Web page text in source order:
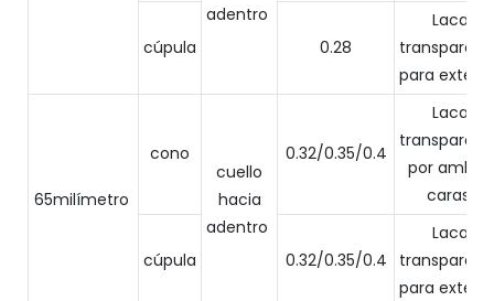
adentro
cúpula 0.28
Laca
para
65milímetro
cono
cuello
hacia
adentro
0.32/0.35/0.4
Laca
por ambas
caras.
cúpula 0.32/0.35/0.4
Laca
para